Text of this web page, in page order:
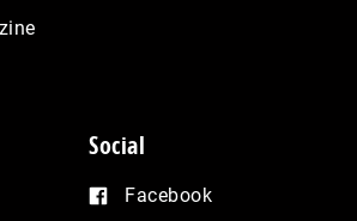
Social
Facebook